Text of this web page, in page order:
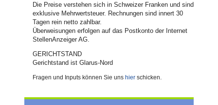
Die Preise verstehen sich in Schweizer Franken und sind
exklusive Mehrwertsteuer. Rechnungen sind innert 30
Tagen rein netto zahlbar.
Überweisungen erfolgen auf das Postkonto der Internet
StellenAnzeiger AG.
GERICHTSTAND
Gerichtstand ist Glarus-Nord
Fragen und Inputs können Sie uns hier schicken.